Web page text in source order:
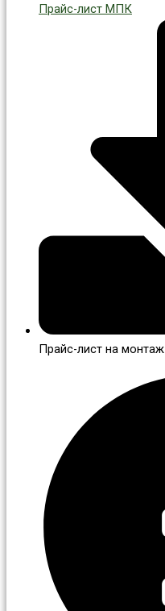
Прайс-лист МПК
Прайс-лист на монтаж